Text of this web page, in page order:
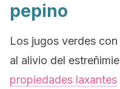
pepino
Los jugos verdes
al alivio del
propiedades laxantes